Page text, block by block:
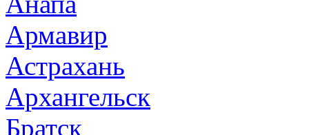
Армавир
Астрахань
Архангельск
Братск